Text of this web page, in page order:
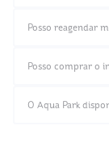
menos que
Posso reagendar
ingresso esteja
Posso comprar o
podem ser
O Aqua Park